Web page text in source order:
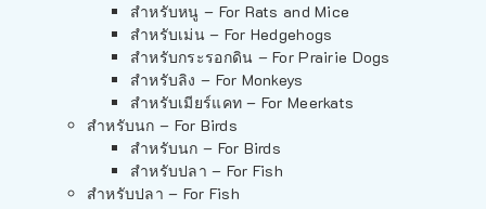
สำหรับหนู – For Rats and Mice
สำหรับเม่น – For Hedgehogs
สำหรับกระรอกดิน – For Prairie Dogs
สำหรับลิง – For Monkeys
สำหรับเมียร์แคท – For Meerkats
สำหรับนก – For Birds
สำหรับนก – For Birds
สำหรับปลา – For Fish
สำหรับปลา – For Fish